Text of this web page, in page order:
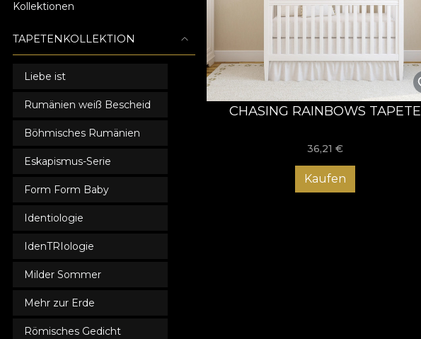
Kollektionen
TAPETENKOLLEKTION
Liebe ist
Rumänien weiß Bescheid
Böhmisches Rumänien
Eskapismus-Serie
Form Form Baby
Identiologie
IdenTRIologie
Milder Sommer
Mehr zur Erde
Römisches Gedicht
CHASING RAINBOWS TAPETE
36,21 €
Kaufen